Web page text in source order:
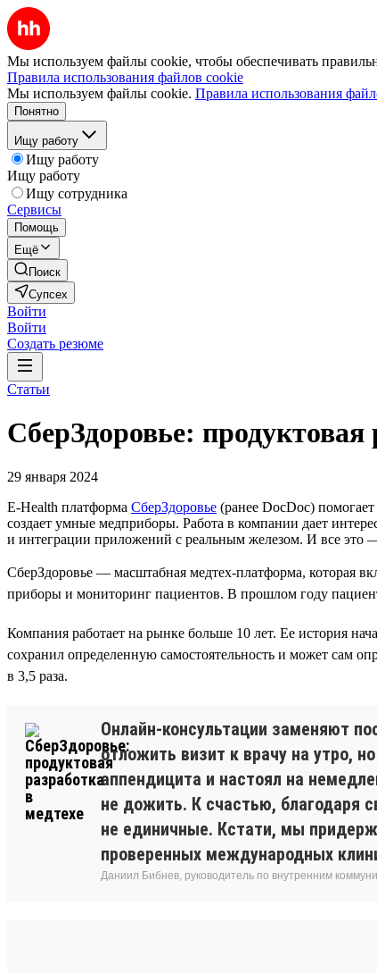
Мы используем файлы cookie, чтобы обеспечивать
Правила использования файлов cookie
Мы используем файлы cookie. Правила использования
Понятно
Ищу работу
Ищу работу
Ищу работу
Ищу сотрудника
Сервисы
Помощь
Ещё
Поиск
Супсех
Войти
Войти
Создать резюме
Статьи
СберЗдоровье: продуктовая
29 января 2024
E-Health платформа СберЗдоровье (ранее DocDoc)
создает умные медприборы. Работа в компании дает
и интеграции приложений с реальным железом. И все это
СберЗдоровье — масштабная медтех-платформа, которая
приборы и мониторинг пациентов. В прошлом году
Компания работает на рынке больше 10 лет. Ее история
сохранил определенную самостоятельность и может сам
в 3,5 раза.
Онлайн-консультации заменяют
отложить визит к врачу на утро,
аппендицита и настоял на
не дожить. К счастью, благодаря
не единичные. Кстати, мы
проверенных международных
Даниил Бибнев, руководитель по внутренним